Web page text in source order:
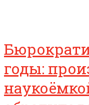
годы: